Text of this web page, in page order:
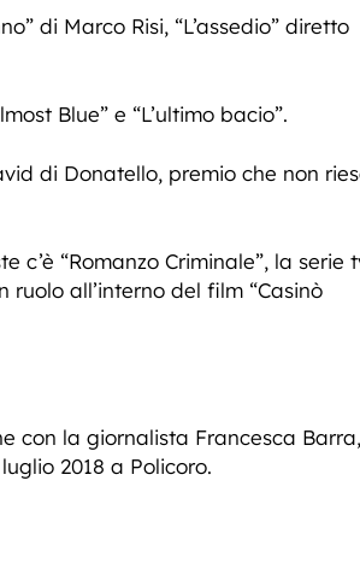
di Marco Risi, “L’assedio” diretto
Blue” e “L’ultimo bacio”.
di Donatello, premio che non
“Romanzo Criminale”, la serie
all’interno del film “Casinò
con la giornalista Francesca Barra,
2018 a Policoro.